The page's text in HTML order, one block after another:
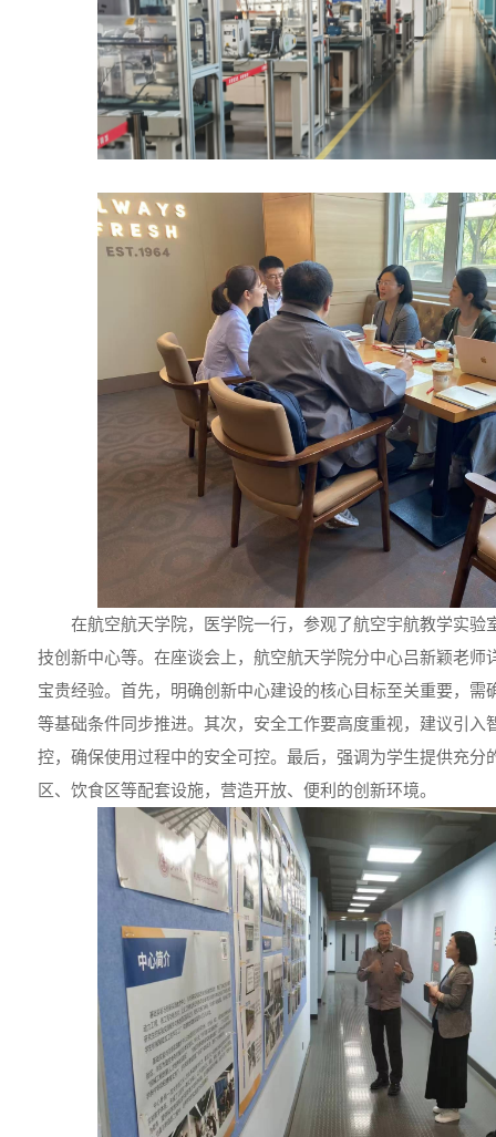
在航空航天学院，医学院一行，参观了航空宇航教学实验
技创新中心等。在座谈会上，航空航天学院分中心吕新颖老师
宝贵经验。首先，明确创新中心建设的核心目标至关重要，需
等基础条件同步推进。其次，安全工作要高度重视，建议引入
控，确保使用过程中的安全可控。最后，强调为学生提供充分
区、饮食区等配套设施，营造开放、便利的创新环境。